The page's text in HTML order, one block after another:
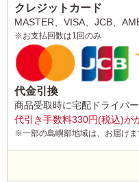
クレジットカード
MASTER、VISA、JCB、
※お支払回数は1回のみ
代金引換
商品受取時に宅配ドライバ
代引き手数料330円(税込)が
※一部の島嶼部地域は、お届け